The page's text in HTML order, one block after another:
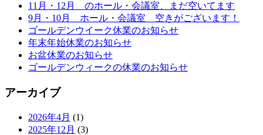
11月・12月 のホール・会議室、まだ空いてます
9月・10月 ホール・会議室 空きがございます！
ゴールデンウイーク休業のお知らせ
年末年始休業のお知らせ
お盆休業のお知らせ
ゴールデンウィークの休業のお知らせ
アーカイブ
2026年4月 (1)
2025年12月 (3)